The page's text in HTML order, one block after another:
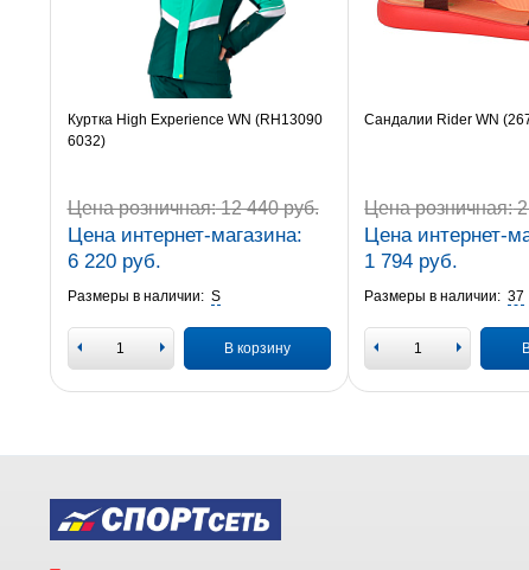
Куртка High Experience WN (RH13090
6032)
Цена розничная:12 440 руб.
Цена интернет-магазина:
6 220 руб.
Размеры в наличии: S
В корзину
Сандалии Rider WN
Цена розничная:2
Цена интернет-
1 794 руб.
Размеры в наличии: 37